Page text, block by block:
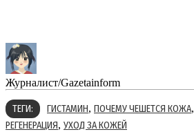
Журналист/Gazetainform
ТЕГИ: ГИСТАМИН, ПОЧЕМУ ЧЕШЕТСЯ КОЖА,
РЕГЕНЕРАЦИЯ, УХОД ЗА КОЖЕЙ